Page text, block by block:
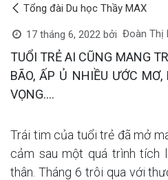
Tổng đài Du học Thầy MAX
17 tháng 6, 2022 bởi Đoàn Thị
TUỔI TRẺ AI CŨNG MANG
BÃO, ẤP Ủ NHIỀU ƯỚC
VỌNG….
Trái tim của tuổi trẻ đã mở
cảm sau một quá trình tích
thân. Tháng 6 trôi qua với